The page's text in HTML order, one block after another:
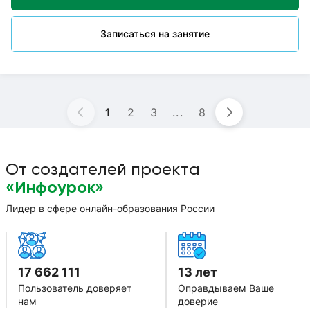
Записаться на занятие
нравится заниматься разгадыванием ребусов и загадок,
сказки. Могу помочь ребенку подготовиться к школе,
написать с ним графический диктант. В перерывах всегда
современные формы и методы работы, индивидуальный
подход к каждому ребёнку.
1 2 3 ... 8
От создателей проекта
«Инфоурок»
Лидер в сфере онлайн-образования России
17 662 111
Пользователь доверяет
нам
13 лет
Оправдываем Ваше
доверие